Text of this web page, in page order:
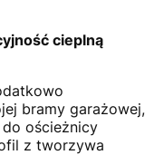
cieplną
bramy garażowej,
ościeżnicy
z tworzywa